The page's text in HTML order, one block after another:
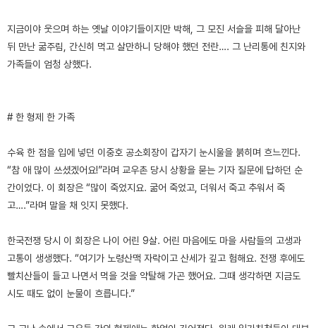
지금이야 웃으며 하는 옛날 이야기들이지만 박해, 그 모진 서슬을 피해 달아난
뒤 만난 굶주림, 간신히 먹고 살만하니 당해야 했던 전란…. 그 난리통에 친지와
가족들이 엄청 상했다.
# 한 형제 한 가족
수육 한 점을 입에 넣던 이중호 공소회장이 갑자기 눈시울을 붉히며 흐느낀다.
“참 애 많이 쓰셨겠어요!”라며 교우촌 당시 상황을 묻는 기자 질문에 답하던 순
간이었다. 이 회장은 “많이 죽었지요. 굶어 죽었고, 더워서 죽고 추워서 죽
고….”라며 말을 채 잇지 못했다.
한국전쟁 당시 이 회장은 나이 어린 9살. 어린 마음에도 마을 사람들의 고생과
고통이 생생했다. “여기가 노령산맥 자락이고 산세가 깊고 험해요. 전쟁 후에도
빨치산들이 들고 나면서 먹을 것을 약탈해 가곤 했어요. 그때 생각하면 지금도
시도 때도 없이 눈물이 흐릅니다.”